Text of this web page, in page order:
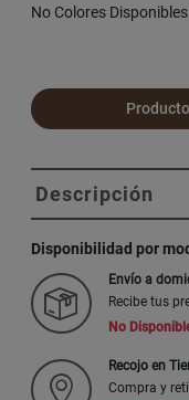
No Colores Disponibles
Descripción
Disponibilidad por
Envío a
Recibe tus
No
Recojo en
Compra y